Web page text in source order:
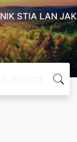
STIA LAN